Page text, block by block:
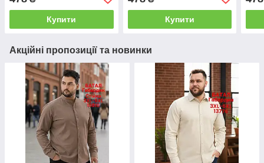
Купити Купити
Акційні пропозиції та новинки